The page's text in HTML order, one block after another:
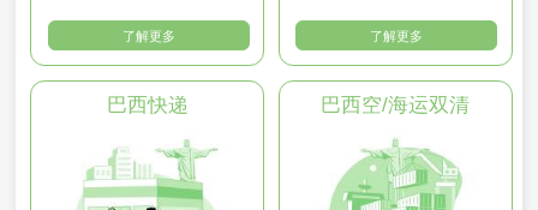
了解更多 了解更多
巴西快递 巴西空/海运双清